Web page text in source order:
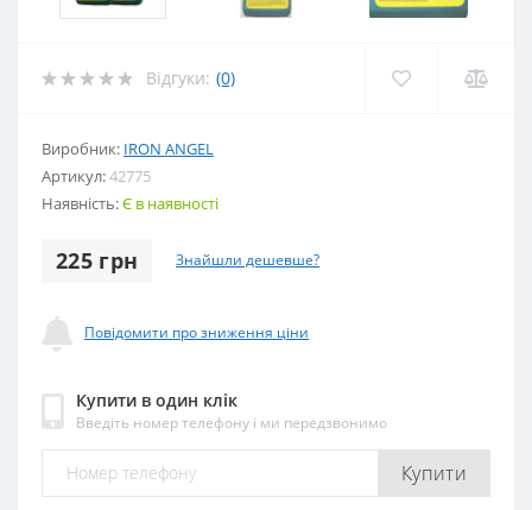
Відгуки: (0)
Виробник: IRON ANGEL
Артикул:42775
Наявність:Є в наявності
225 грн Знайшли дешевше?
Повідомити про зниження ціни
Купити в один клік
Введіть номер телефону і ми передзвонимо
Купити